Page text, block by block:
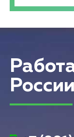
России